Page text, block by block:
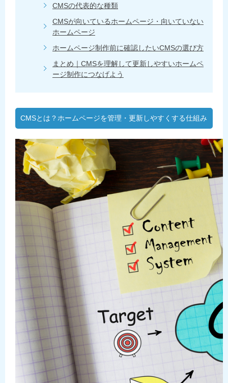
CMSの代表的な種類
CMSが向いているホームページ・向いていない
ホームページ
ホームページ制作前に確認したいCMSの選び方
まとめ｜CMSを理解して更新しやすいホームペ
ージ制作につなげよう
CMSとは？ホームページを管理・更新しやすくする仕組み